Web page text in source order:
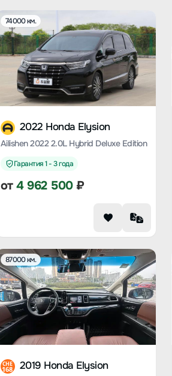
74000 км.
2022 Honda Elysion
Ailishen 2022 2.0L Hybrid Deluxe Edition
Гарантия 1 - 3 года
от4 962 500₽
87000 км.
CHE
168 2019 Honda Elysion